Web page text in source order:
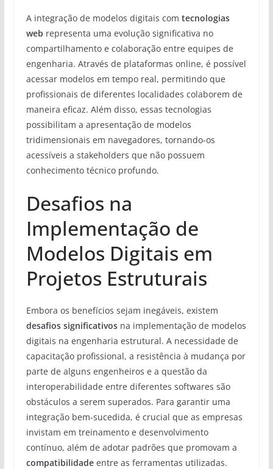
A integração de modelos digitais com tecnologias
web representa uma evolução significativa no
compartilhamento e colaboração entre equipes de
engenharia. Através de plataformas online, é possível
acessar modelos em tempo real, permitindo que
profissionais de diferentes localidades colaborem de
maneira eficaz. Além disso, essas tecnologias
possibilitam a apresentação de modelos
tridimensionais em navegadores, tornando-os
acessíveis a stakeholders que não possuem
conhecimento técnico profundo.
Desafios na
Implementação de
Modelos Digitais em
Projetos Estruturais
Embora os benefícios sejam inegáveis, existem
desafios significativosna implementação de modelos
digitais na engenharia estrutural. A necessidade de
capacitação profissional, a resistência à mudança por
parte de alguns engenheiros e a questão da
interoperabilidade entre diferentes softwares são
obstáculos a serem superados. Para garantir uma
integração bem-sucedida, é crucial que as empresas
invistam em treinamento e desenvolvimento
contínuo, além de adotar padrões que promovam a
compatibilidadeentre as ferramentas utilizadas.